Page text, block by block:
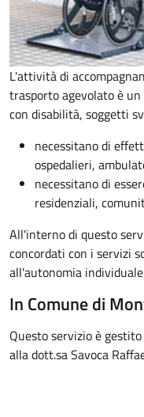
L'attività di
trasporto agevolato è
con disabilità, soggetti
necessitano di
ospedalieri,
necessitano di
residenziali,
All'interno di questo
concordati con i servizi
all'autonomia
In Comune di
Questo servizio è
alla dott.sa Savoca